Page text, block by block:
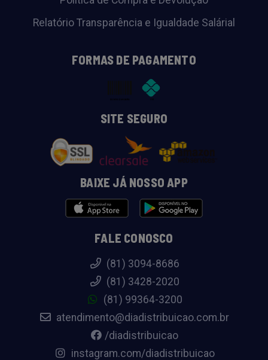
Relatório Transparência e Igualdade Salárial
FORMAS DE PAGAMENTO
SITE SEGURO
BAIXE JÁ NOSSO APP
FALE CONOSCO
(81) 3094-8686
(81) 3428-2020
(81) 99364-3200
atendimento@diadistribuicao.com.br
/diadistribuicao
instagram.com/diadistribuicao